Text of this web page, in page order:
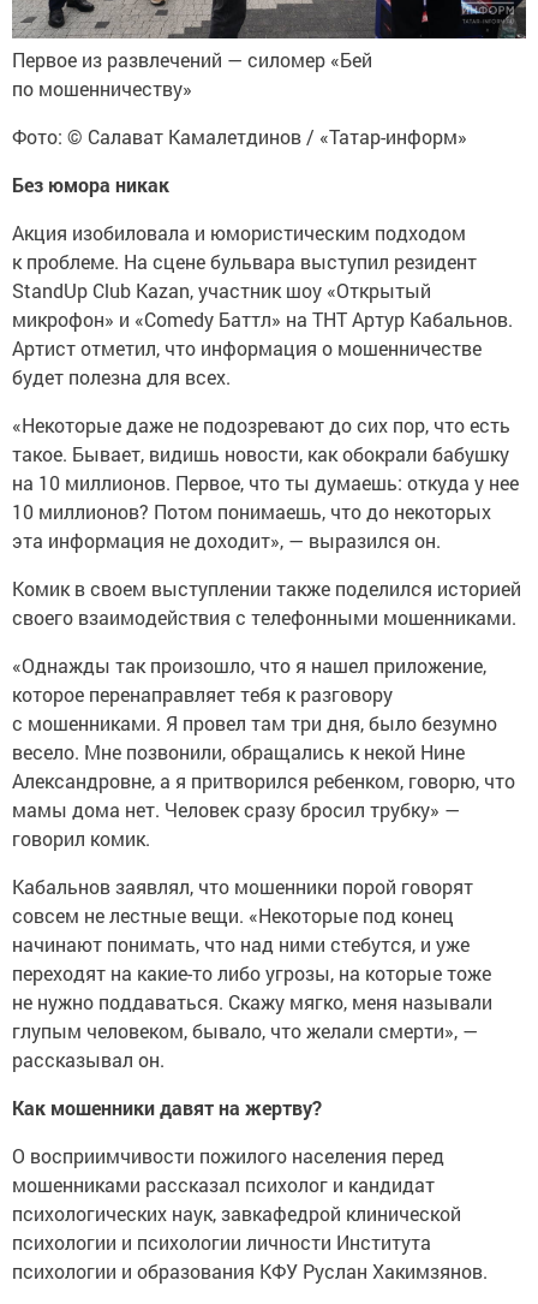
Первое из развлечений — силомер «Бей
по мошенничеству»
Фото: © Салават Камалетдинов / «Татар-информ»
Без юмора никак
Акция изобиловала и юмористическим подходом
к проблеме. На сцене бульвара выступил резидент
StandUp Club Kazan, участник шоу «Открытый
микрофон» и «Comedy Баттл» на ТНТ Артур Кабальнов.
Артист отметил, что информация о мошенничестве
будет полезна для всех.
«Некоторые даже не подозревают до сих пор, что есть
такое. Бывает, видишь новости, как обокрали бабушку
на 10 миллионов. Первое, что ты думаешь: откуда у нее
10 миллионов? Потом понимаешь, что до некоторых
эта информация не доходит», — выразился он.
Комик в своем выступлении также поделился историей
своего взаимодействия с телефонными мошенниками.
«Однажды так произошло, что я нашел приложение,
которое перенаправляет тебя к разговору
с мошенниками. Я провел там три дня, было безумно
весело. Мне позвонили, обращались к некой Нине
Александровне, а я притворился ребенком, говорю, что
мамы дома нет. Человек сразу бросил трубку» —
говорил комик.
Кабальнов заявлял, что мошенники порой говорят
совсем не лестные вещи. «Некоторые под конец
начинают понимать, что над ними стебутся, и уже
переходят на какие-то либо угрозы, на которые тоже
не нужно поддаваться. Скажу мягко, меня называли
глупым человеком, бывало, что желали смерти», —
рассказывал он.
Как мошенники давят на жертву?
О восприимчивости пожилого населения перед
мошенниками рассказал психолог и кандидат
психологических наук, завкафедрой клинической
психологии и психологии личности Института
психологии и образования КФУ Руслан Хакимзянов.